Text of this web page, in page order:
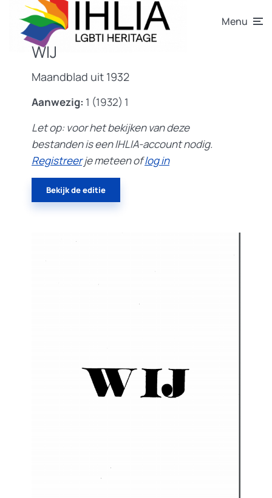
Menu
WIJ
Maandblad uit 1932
Aanwezig: 1 (1932) 1
Let op: voor het bekijken van deze
bestandenis een IHLIA-account nodig.
Registreerje meteen oflog in
Bekijk de editie